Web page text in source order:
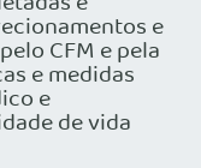
e
CFM e pela
e medidas
e
de vida